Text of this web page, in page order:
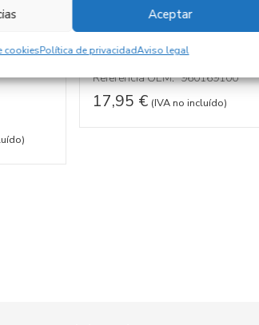
Aceptar
cookiesPolítica de privacidadAviso legal
MOLDURA 960169100
Recambios SEAT
IBIZA (6P1) CUS
Referencia OEM: 960169100
17,95 € (IVA no incluído)